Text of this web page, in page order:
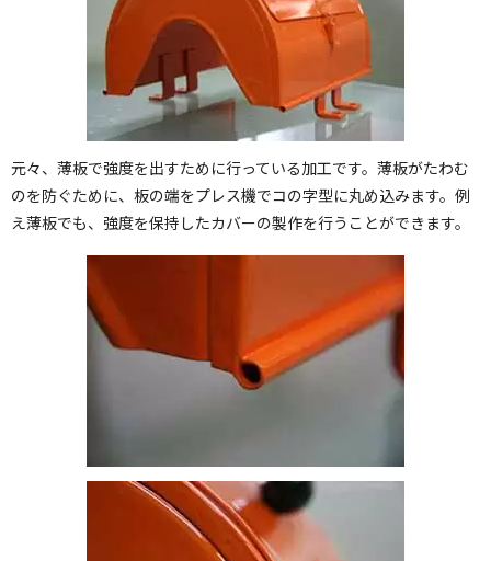
元々、薄板で強度を出すために行っている加工です。薄板がたわむ
のを防ぐために、板の端をプレス機でコの字型に丸め込みます。例
え薄板でも、強度を保持したカバーの製作を行うことができます。